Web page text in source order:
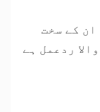
ان کے سخت
ردعمل ہے